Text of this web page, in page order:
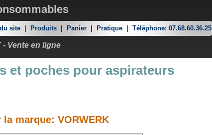
site Produits Panier Pratique Téléphone: 07.68.60.36.25
- Vente en ligne
et poches pour aspirateurs
la marque: VORWERK